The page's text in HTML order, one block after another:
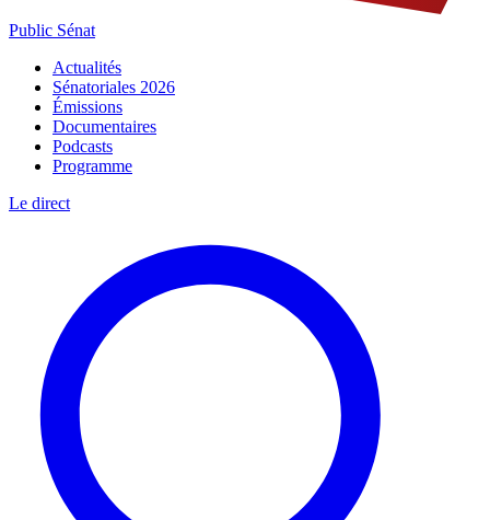
Public Sénat
Actualités
Sénatoriales 2026
Émissions
Documentaires
Podcasts
Programme
Le direct